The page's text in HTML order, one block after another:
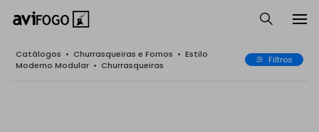
Catálogos • Churrasqueiras e Fornos • Estilo
Moderno Modular • Churrasqueiras Filtros